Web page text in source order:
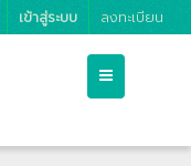
เข้าสู่ระบบ ลงทะเบียน